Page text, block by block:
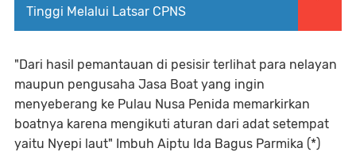
Tinggi Melalui Latsar CPNS
"Dari hasil pemantauan di pesisir terlihat para nelayan
maupun pengusaha Jasa Boat yang ingin
menyeberang ke Pulau Nusa Penida memarkirkan
boatnya karena mengikuti aturan dari adat setempat
yaitu Nyepi laut" Imbuh Aiptu Ida Bagus Parmika (*)